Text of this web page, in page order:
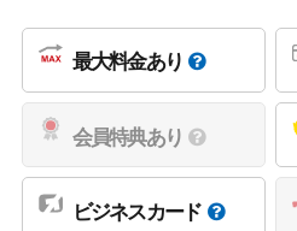
最大料金あり
会員特典あり
ビジネスカード